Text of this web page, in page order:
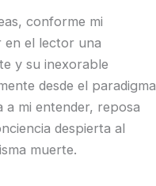
conforme mi
en el lector una
y su inexorable
desde el paradigma
mi entender, reposa
despierta al
muerte.